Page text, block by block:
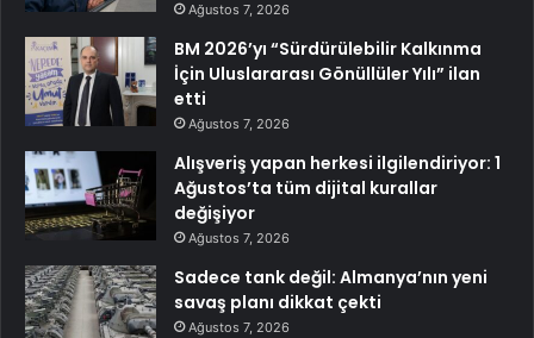
Ağustos 7, 2026
BM 2026’yı “Sürdürülebilir Kalkınma
İçin Uluslararası Gönüllüler Yılı” ilan
etti
Ağustos 7, 2026
Alışveriş yapan herkesi ilgilendiriyor: 1
Ağustos’ta tüm dijital kurallar
değişiyor
Ağustos 7, 2026
Sadece tank değil: Almanya’nın yeni
savaş planı dikkat çekti
Ağustos 7, 2026